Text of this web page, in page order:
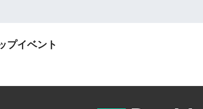
プイベント